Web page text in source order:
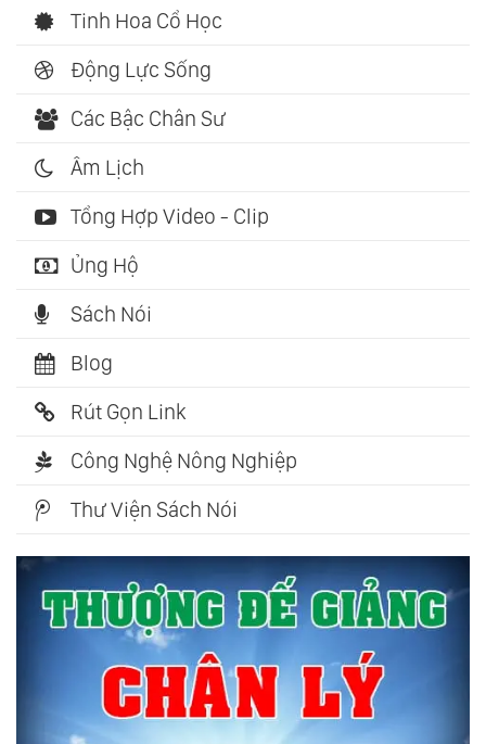
Tinh Hoa Cổ Học
Động Lực Sống
Các Bậc Chân Sư
Âm Lịch
Tổng Hợp Video - Clip
Ủng Hộ
Sách Nói
Blog
Rút Gọn Link
Công Nghệ Nông Nghiệp
Thư Viện Sách Nói